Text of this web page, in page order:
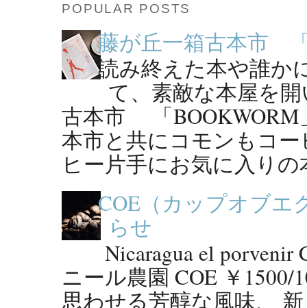
POPULAR POSTS
藤が丘一箱古本市
読み終えた本や誰か
て、素敵な本屋を
古本市 「BOOKWORM
本市と共にコモンもコ
ヒー片手にお気に入り
COE（カップオブエ
らせ
Nicaragua el
ニール農園 COE ￥
思わせる芳醇な風味、